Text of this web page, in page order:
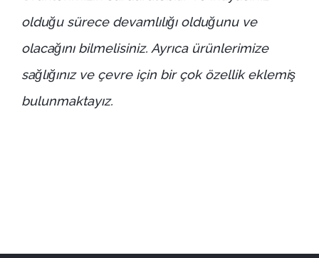
olduğu sürece devamlılığı olduğunu ve
olacağını bilmelisiniz. Ayrıca ürünlerimize
sağlığınız ve çevre için bir çok özellik eklemiş
bulunmaktayız.